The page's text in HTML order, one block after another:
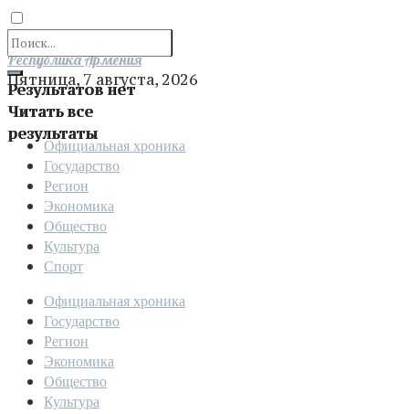
Результатов нет
Читать все
результаты
Отправить
Республика Армения
Пятница, 7 августа, 2026
Официальная хроника
Государство
Регион
Экономика
Общество
Культура
Спорт
Официальная хроника
Государство
Регион
Экономика
Общество
Культура